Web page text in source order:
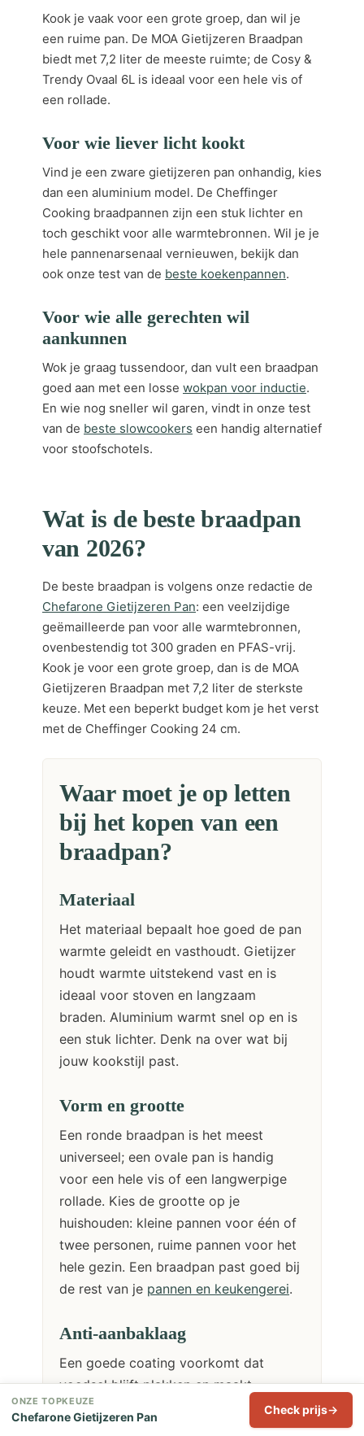
Kook je vaak voor een grote groep, dan wil je
een ruime pan. De MOA Gietijzeren Braadpan
biedt met 7,2 liter de meeste ruimte; de Cosy &
Trendy Ovaal 6L is ideaal voor een hele vis of
een rollade.
Voor wie liever licht kookt
Vind je een zware gietijzeren pan onhandig, kies
dan een aluminium model. De Cheffinger
Cooking braadpannen zijn een stuk lichter en
toch geschikt voor alle warmtebronnen. Wil je je
hele pannenarsenaal vernieuwen, bekijk dan
ook onze test van de beste koekenpannen.
Voor wie alle gerechten wil
aankunnen
Wok je graag tussendoor, dan vult een braadpan
goed aan met een losse wokpan voor inductie.
En wie nog sneller wil garen, vindt in onze test
van de beste slowcookers een handig alternatief
voor stoofschotels.
Wat is de beste braadpan
van 2026?
De beste braadpan is volgens onze redactie de
Chefarone Gietijzeren Pan: een veelzijdige
geëmailleerde pan voor alle warmtebronnen,
ovenbestendig tot 300 graden en PFAS-vrij.
Kook je voor een grote groep, dan is de MOA
Gietijzeren Braadpan met 7,2 liter de sterkste
keuze. Met een beperkt budget kom je het verst
met de Cheffinger Cooking 24 cm.
Waar moet je op letten
bij het kopen van een
braadpan?
Materiaal
Het materiaal bepaalt hoe goed de pan
warmte geleidt en vasthoudt. Gietijzer
houdt warmte uitstekend vast en is
ideaal voor stoven en langzaam
braden. Aluminium warmt snel op en is
een stuk lichter. Denk na over wat bij
jouw kookstijl past.
Vorm en grootte
Een ronde braadpan is het meest
universeel; een ovale pan is handig
voor een hele vis of een langwerpige
rollade. Kies de grootte op je
huishouden: kleine pannen voor één of
twee personen, ruime pannen voor het
hele gezin. Een braadpan past goed bij
de rest van je pannen en keukengerei.
Anti-aanbaklaag
Een goede coating voorkomt dat
voedsel blijft plakken en maakt
schoonmaken makkelijker. Let op een
veilige, PFAS-vrije laag. Geëmailleerd
ONZE TOPKEUZE
Chefarone Gietijzeren Pan Check prijs